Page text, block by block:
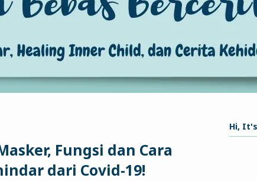
Fungsi dan Cara
dari Covid-19!
Hi,